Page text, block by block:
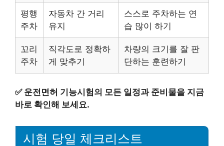
평행
주차
자동차 간 거리
유지
스스로 주차하는 연
습 많이 하기
꼬리
주차
직각도로 정확하
게 맞추기
차량의 크기를 잘 판
단하는 훈련하기
✅ 운전면허 기능시험의 모든 일정과 준비물을 지금
바로 확인해 보세요.
시험 당일 체크리스트